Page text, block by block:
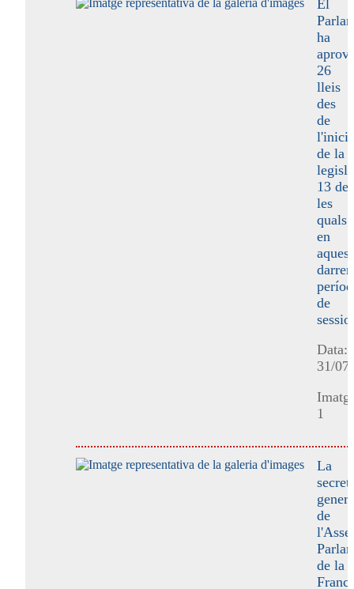
El
ha
26
lleis
des
de
l'inici
de la
13 de
les
quals
en
aquest
darrer
de
Data:
31/
1
La
de
de la